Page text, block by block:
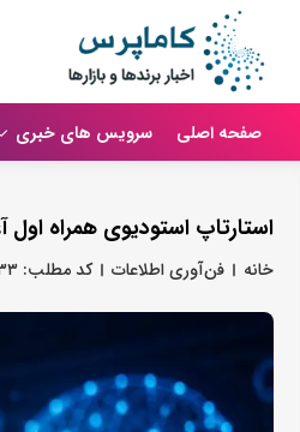
صفحه اصلی سرویس های خبری
استارتاپ استودیوی همراه اول
خانه فن‌آوری اطلاعات کد مطلب: ۳۶۲۱۳۳